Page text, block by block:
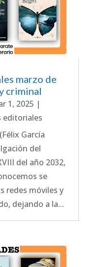
marzo de
criminal
1, 2025 |
editoriales
García
del
del año 2032,
se
redes móviles y
dejando a la...